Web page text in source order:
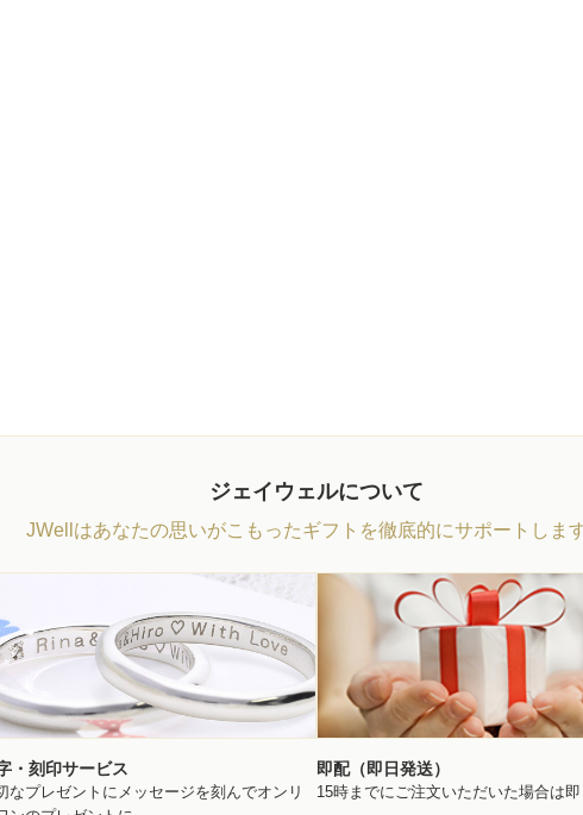
ジェイウェルについて
JWellはあなたの思いがこもったギフトを徹底的にサポートしま
・刻印サービス
なプレゼントにメッセージを刻んでオンリ
即配（即日発送）
15時までにご注文いただいた場合は